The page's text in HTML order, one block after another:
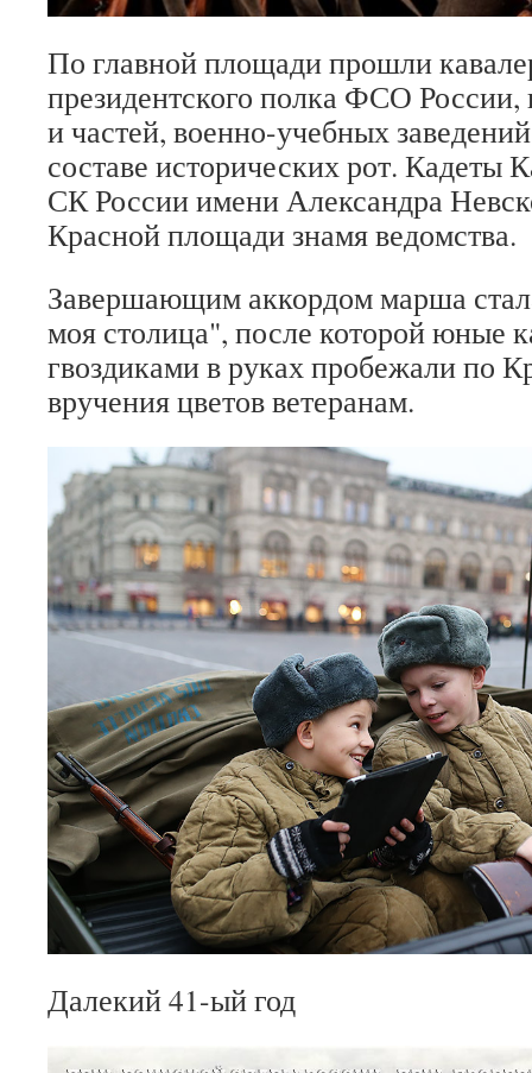
По главной площади прошли
президентского полка ФСО
и частей, военно-учебных
составе исторических рот. Кадеты
СК России имени Александра
Красной площади знамя ведомства.
Завершающим аккордом марша
моя столица", после которой юные
гвоздиками в руках пробежали по
вручения цветов ветеранам.
Далекий 41-ый год